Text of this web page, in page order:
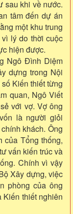
sau khi về nước.
tâm đến dự án
một khu trung
lý do thời cuộc
hiện được.
Ngô Đình Diệm
dựng trong Nội
Kiến thiết từng
quan, Ngô Viết
với vợ. Vợ ông
là người giỏi
khách. Ông
của Tổng thống,
vấn kiến trúc và
Chính vì vậy
Xây dựng, việc
phòng của ông
Kiến thiết nghiên